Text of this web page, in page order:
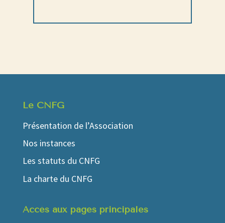
Le CNFG
Présentation de l’Association
Nos instances
Les statuts du CNFG
La charte du CNFG
Accés aux pages principales